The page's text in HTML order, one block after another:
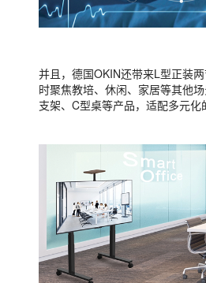
并且，德国OKIN还带来L型正装
时聚焦教培、休闲、家居等其他
支架、C型桌等产品，适配多元化